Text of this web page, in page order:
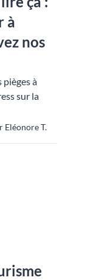
à
nos
pièges à
sur la
Eléonore T.